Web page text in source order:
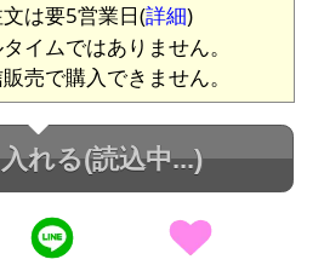
は要5営業日(詳細)
イムではありません。
売で購入できません。
れる(読込中...)